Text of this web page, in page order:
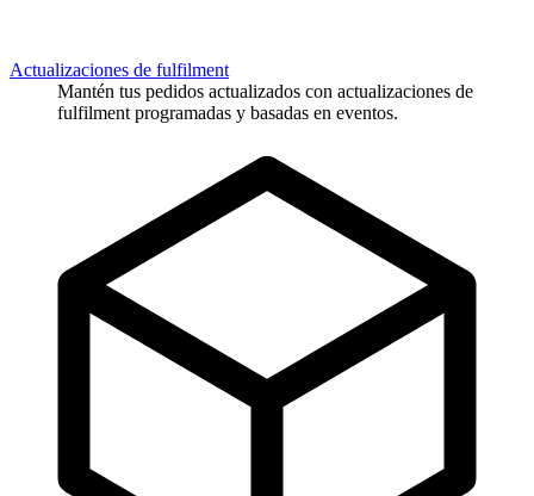
Actualizaciones de fulfilment
Mantén tus pedidos actualizados con actualizaciones de
fulfilment programadas y basadas en eventos.